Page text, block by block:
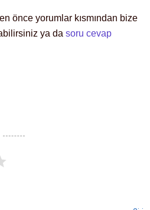
önce yorumlar kısmından bize
ya da soru cevap